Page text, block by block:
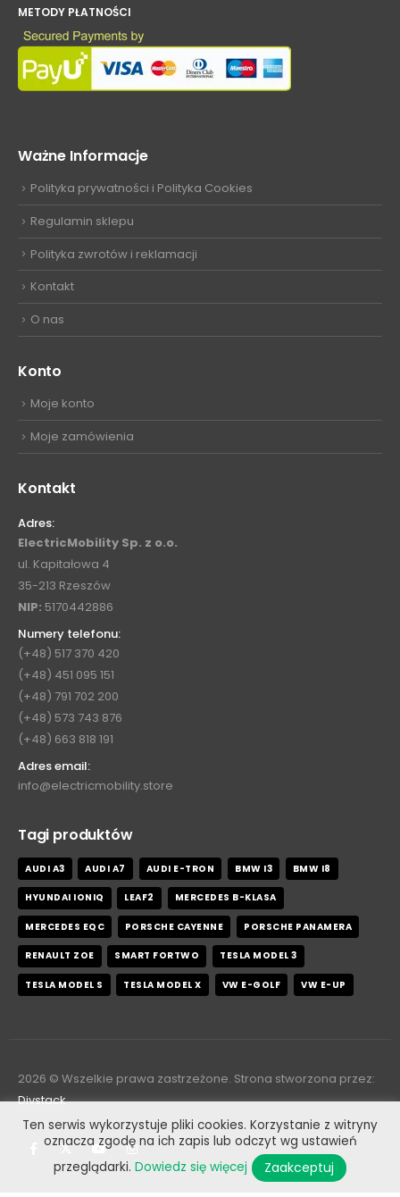
Ważne Informacje
Polityka prywatności i Polityka Cookies
Regulamin sklepu
Polityka zwrotów i reklamacji
Kontakt
O nas
Konto
Moje konto
Moje zamówienia
Kontakt
Adres:
ElectricMobility Sp. z o.o.
ul. Kapitałowa 4
35-213 Rzeszów
NIP: 5170442886
Numery telefonu:
(+48) 517 370 420
(+48) 451 095 151
(+48) 791 702 200
(+48) 573 743 876
(+48) 663 818 191
Adres email:
info@electricmobility.store
Tagi produktów
AUDI A3 AUDI A7 AUDI E-TRON BMW I3 BMW I8
HYUNDAI IONIQ LEAF2 MERCEDES B-KLASA
MERCEDES EQC PORSCHE CAYENNE PORSCHE PANAMERA
RENAULT ZOE SMART FORTWO TESLA MODEL 3
TESLA MODEL S TESLA MODEL X VW E-GOLF VW E-UP
2026 © Wszelkie prawa zastrzeżone. Strona stworzona przez:
Ten serwis wykorzystuje pliki cookies. Korzystanie z witryny
oznacza zgodę na ich zapis lub odczyt wg ustawień
przeglądarki. Dowiedz się więcej Zaakceptuj